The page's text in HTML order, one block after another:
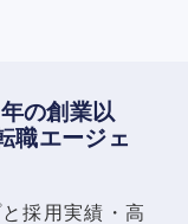
の創業以
職エージェ
採用実績・高